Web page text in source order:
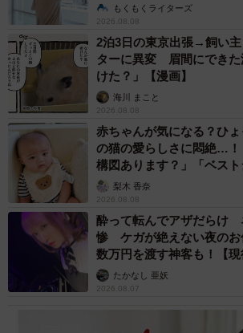
説】もくもくライターズ
2026.08.08
2泊3日の東京出張→飼い
ターに異変 眉間にできた
けた？」【漫画】
海川 まこと
2026.08.08
赤ちゃんが気になる？ひ
の猫の愛らしさに悶絶…
構図あります？」「ベスト
梨木 香奈
2026.08.08
酔って転んでアザだらけ
惨 ケガが絶えない夜の
数万円を渡す神客も！【現
たかなし 亜妖
2026.08.07